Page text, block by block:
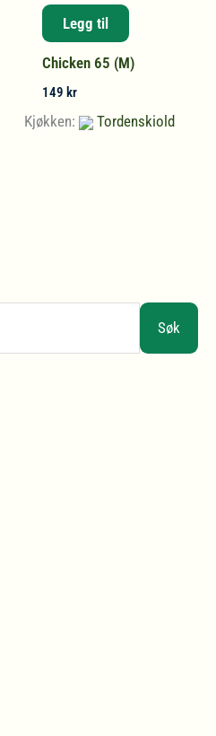
(M)
antall
Legg til
Chicken 65 (M)
149 kr
Kjøkken: Tordenskiold
Søk